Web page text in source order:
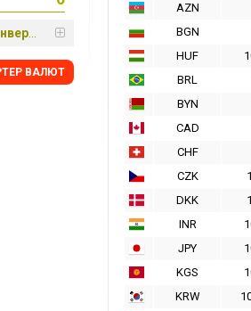
AZN
BGN
HUF
BRL
BYN
CAD
CHF
CZK
DKK
INR
JPY
KGS
KRW
ВАЛЮТ